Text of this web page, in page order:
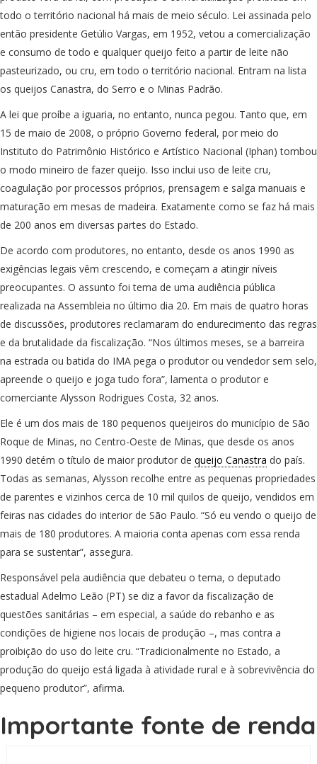
todo o território nacional há mais de meio século. Lei assinada pelo
então presidente Getúlio Vargas, em 1952, vetou a comercialização
e consumo de todo e qualquer queijo feito a partir de leite não
pasteurizado, ou cru, em todo o território nacional. Entram na lista
os queijos Canastra, do Serro e o Minas Padrão.
A lei que proíbe a iguaria, no entanto, nunca pegou. Tanto que, em
15 de maio de 2008, o próprio Governo federal, por meio do
Instituto do Patrimônio Histórico e Artístico Nacional (Iphan) tombou
o modo mineiro de fazer queijo. Isso inclui uso de leite cru,
coagulação por processos próprios, prensagem e salga manuais e
maturação em mesas de madeira. Exatamente como se faz há mais
de 200 anos em diversas partes do Estado.
De acordo com produtores, no entanto, desde os anos 1990 as
exigências legais vêm crescendo, e começam a atingir níveis
preocupantes. O assunto foi tema de uma audiência pública
realizada na Assembleia no último dia 20. Em mais de quatro horas
de discussões, produtores reclamaram do endurecimento das regras
e da brutalidade da fiscalização. “Nos últimos meses, se a barreira
na estrada ou batida do IMA pega o produtor ou vendedor sem selo,
apreende o queijo e joga tudo fora”, lamenta o produtor e
comerciante Alysson Rodrigues Costa, 32 anos.
Ele é um dos mais de 180 pequenos queijeiros do município de São
Roque de Minas, no Centro-Oeste de Minas, que desde os anos
1990 detém o título de maior produtor de queijo Canastra do país.
Todas as semanas, Alysson recolhe entre as pequenas propriedades
de parentes e vizinhos cerca de 10 mil quilos de queijo, vendidos em
feiras nas cidades do interior de São Paulo. “Só eu vendo o queijo de
mais de 180 produtores. A maioria conta apenas com essa renda
para se sustentar”, assegura.
Responsável pela audiência que debateu o tema, o deputado
estadual Adelmo Leão (PT) se diz a favor da fiscalização de
questões sanitárias – em especial, a saúde do rebanho e as
condições de higiene nos locais de produção –, mas contra a
proibição do uso do leite cru. “Tradicionalmente no Estado, a
produção do queijo está ligada à atividade rural e à sobrevivência do
pequeno produtor”, afirma.
Importante fonte de renda